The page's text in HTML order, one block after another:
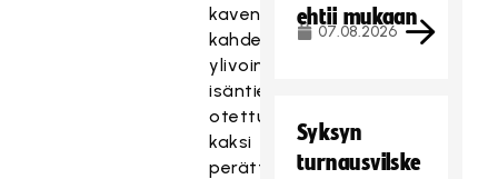
kavensi
kahdella
ylivoimamaalilla
isäntien
otettua
kaksi
perättäistä
ehtii mukaan
07.08.2026
Syksyn
turnausvilske